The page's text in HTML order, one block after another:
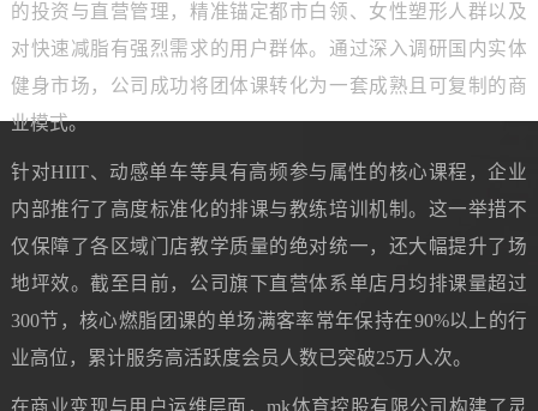
的投资与直营管理，精准锚定都市白领、女性塑形人群以及
对快速减脂有强烈需求的用户群体。通过深入调研国内实体
健身市场，公司成功将团体课转化为一套成熟且可复制的商
业模式。
针对HIIT、动感单车等具有高频参与属性的核心课程，企业
内部推行了高度标准化的排课与教练培训机制。这一举措不
仅保障了各区域门店教学质量的绝对统一，还大幅提升了场
地坪效。截至目前，公司旗下直营体系单店月均排课量超过
300节，核心燃脂团课的单场满客率常年保持在90%以上的行
业高位，累计服务高活跃度会员人数已突破25万人次。
在商业变现与用户运维层面，mk体育控股有限公司构建了灵